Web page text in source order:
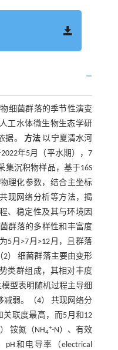
细菌群落的季节性演变
工水体微生物生态学研
据。 方法 以宁夏清水河
年5月（平水期），7
集沉积物样品，基于16S
理化参数，结合主坐标
现网络分析等方法，揭
、稳定性及其与环境因
群落的多样性和丰富度
5月>7月>12月，且群落
2） 细菌群落主要由变形
类群组成，其相对丰度
型表明随机过程主导细
减弱。（4） 共现网络分
联度最高，而5月和12
铵氮（NH4
+-N）、有效
pH和电导率（electrical